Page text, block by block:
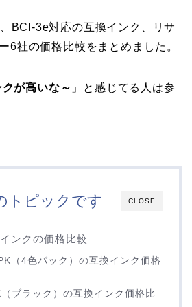
BCI-3e対応の互換インク、リサ
6社の価格比較をまとめました。
が高いな～ 」と感じてる人は参
CLOSE
トピックです
ンクの価格比較
（4色パック）の互換インク価格
ブラック）の互換インク価格比